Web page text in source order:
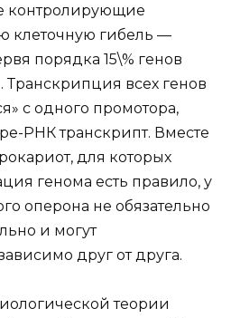
контролирующие
клеточную гибель —
порядка 15\% генов
всех генов
с одного промотора,
РНК транскрипт. Вместе
для которых
генома есть правило, у
оперона не обязательно
и могут
друг от друга.
теории